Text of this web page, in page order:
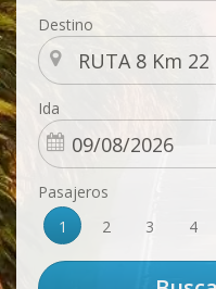
Destino
Ida
Pasajeros
1
2 3 4